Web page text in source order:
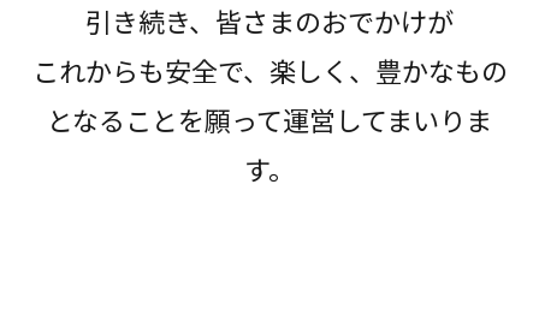
引き続き、皆さまのおでかけが
これからも安全で、楽しく、豊かなもの
となることを願って運営してまいりま
す。